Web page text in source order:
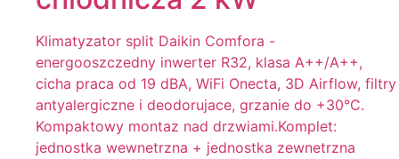
Klimatyzator split Daikin Comfora -
energooszczedny inwerter R32, klasa A++/A++,
cicha praca od 19 dBA, WiFi Onecta, 3D Airflow, filtry
antyalergiczne i deodorujace, grzanie do +30°C.
Kompaktowy montaz nad drzwiami.Komplet:
jednostka wewnetrzna + jednostka zewnetrzna